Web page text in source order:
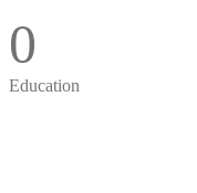
0
Education